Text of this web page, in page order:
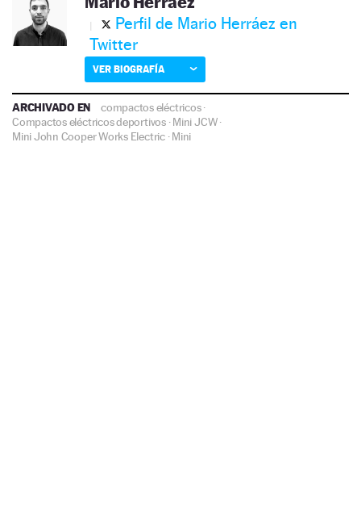
Perfil de Mario Herráez en
Twitter
VER BIOGRAFÍA
ARCHIVADO EN compactos eléctricos·
Compactos eléctricos deportivos·Mini JCW·
Mini John Cooper Works Electric·Mini